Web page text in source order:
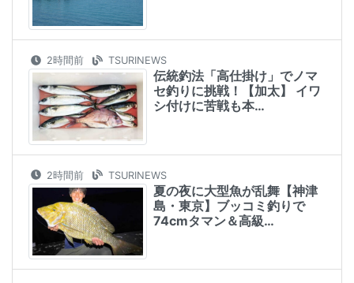
2時間前 TSURINEWS
伝統釣法「高仕掛け」でノマ
セ釣りに挑戦！【加太】 イワ
シ付けに苦戦も本…
2時間前 TSURINEWS
夏の夜に大型魚が乱舞【神津
島・東京】ブッコミ釣りで
74cmタマン＆高級…